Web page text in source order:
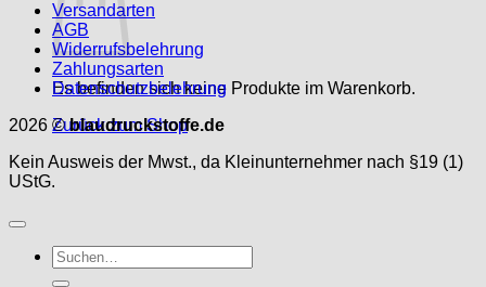
Es befinden sich keine Produkte im Warenkorb.
Zurück zum Shop
Versandarten
AGB
Widerrufsbelehrung
Zahlungsarten
Datenschutzbelehrung
2026 ©blaudruckstoffe.de
Kein Ausweis der Mwst., da Kleinunternehmer nach §19 (1)
UStG.
Suche
nach: